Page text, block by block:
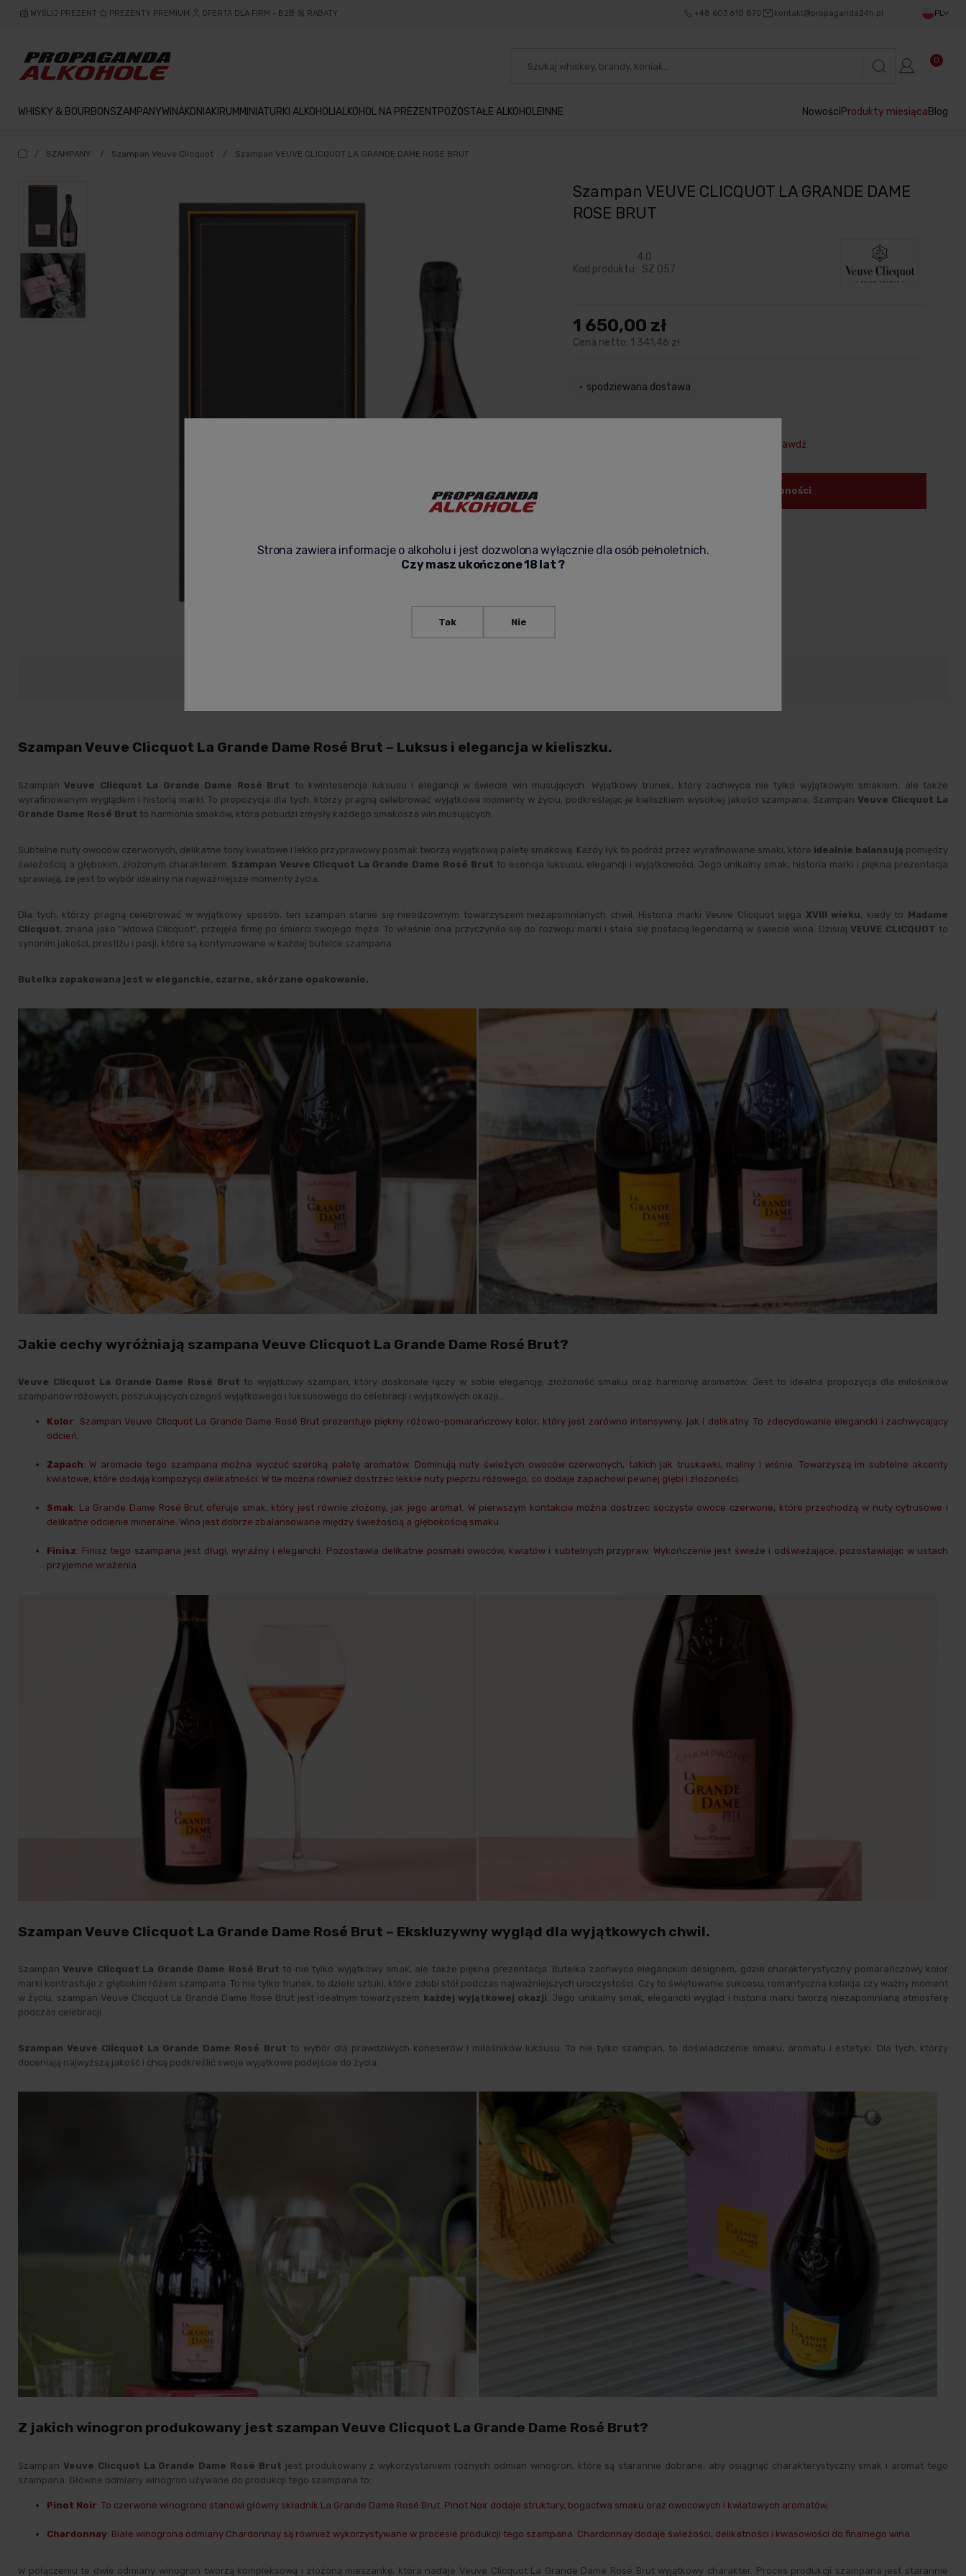
WYŚLIJ PREZENT PREZENTY PREMIUM OFERTA DLA FIRM - B2B RABATY +48 603 610 870 kontakt@propaganda24h.pl PL
0
WHISKY & BOURBONSZAMPANYWINAKONIAKI RUM MINIATURKI ALKOHOLIALKOHOL NA PREZENTPOZOSTAŁE ALKOHOLE INNE NowościProdukty miesiącaBlog
/ SZAMPANY / Szampan Veuve Clicquot / Szampan VEUVE CLICQUOT LA GRANDE DAME ROSE BRUT
Szampan VEUVE CLICQUOT LA GRANDE DAME
ROSE BRUT
4.0
Kod produktu: SZ 057
1 650,00 zł
Cena netto: 1 341,46 zł
spodziewana dostawa
Sprawdź
powiadom o dostępności
Szampan Veuve Clicquot La Grande Dame Rosé Brut – Luksus i elegancja w kieliszku.
Szampan Veuve Clicquot La Grande Dame Rosé Brut to kwintesencja luksusu i elegancji w świecie win musujących. Wyjątkowy trunek, który zachwyca nie tylko wyjątkowym smakiem, ale także
wyrafinowanym wyglądem i historią marki. To propozycja dla tych, którzy pragną celebrować wyjątkowe momenty w życiu, podkreślając je kieliszkiem wysokiej jakości szampana. Szampan Veuve Clicquot La
Grande Dame Rosé Brut to harmonia smaków, która pobudzi zmysły każdego smakosza win musujących.
Subtelne nuty owoców czerwonych, delikatne tony kwiatowe i lekko przyprawowy posmak tworzą wyjątkową paletę smakową. Każdy łyk to podróż przez wyrafinowane smaki, które idealnie balansują pomiędzy
świeżością a głębokim, złożonym charakterem. Szampan Veuve Clicquot La Grande Dame Rosé Brut to esencja luksusu, elegancji i wyjątkowości. Jego unikalny smak, historia marki i piękna prezentacja
sprawiają, że jest to wybór idealny na najważniejsze momenty życia.
Dla tych, którzy pragną celebrować w wyjątkowy sposób, ten szampan stanie się nieodzownym towarzyszem niezapomnianych chwil. Historia marki Veuve Clicquot sięga XVIII wieku, kiedy to Madame
Clicquot, znana jako "Wdowa Clicquot", przejęła firmę po śmierci swojego męża. To właśnie ona przyczyniła się do rozwoju marki i stała się postacią legendarną w świecie wina. Dzisiaj VEUVE CLICQUOT to
synonim jakości, prestiżu i pasji, które są kontynuowane w każdej butelce szampana.
Butelka zapakowana jest w eleganckie, czarne, skórzane opakowanie.
Jakie cechy wyróżniają szampana Veuve Clicquot La Grande Dame Rosé Brut?
Veuve Clicquot La Grande Dame Rosé Brut to wyjątkowy szampan, który doskonale łączy w sobie elegancję, złożoność smaku oraz harmonię aromatów. Jest to idealna propozycja dla miłośników
szampanów różowych, poszukujących czegoś wyjątkowego i luksusowego do celebracji i wyjątkowych okazji…
Kolor: Szampan Veuve Clicquot La Grande Dame Rosé Brut prezentuje piękny różowo-pomarańczowy kolor, który jest zarówno intensywny, jak i delikatny. To zdecydowanie elegancki i zachwycający
odcień.
Zapach: W aromacie tego szampana można wyczuć szeroką paletę aromatów. Dominują nuty świeżych owoców czerwonych, takich jak truskawki, maliny i wiśnie. Towarzyszą im subtelne akcenty
kwiatowe, które dodają kompozycji delikatności. W tle można również dostrzec lekkie nuty pieprzu różowego, co dodaje zapachowi pewnej głębi i złożoności.
Smak: La Grande Dame Rosé Brut oferuje smak, który jest równie złożony, jak jego aromat. W pierwszym kontakcie można dostrzec soczyste owoce czerwone, które przechodzą w nuty cytrusowe i
delikatne odcienie mineralne. Wino jest dobrze zbalansowane między świeżością a głębokością smaku.
Finisz: Finisz tego szampana jest długi, wyraźny i elegancki. Pozostawia delikatne posmaki owoców, kwiatów i subtelnych przypraw. Wykończenie jest świeże i odświeżające, pozostawiając w ustach
przyjemne wrażenia.
Szampan Veuve Clicquot La Grande Dame Rosé Brut – Ekskluzywny wygląd dla wyjątkowych chwil.
Szampan Veuve Clicquot La Grande Dame Rosé Brut to nie tylko wyjątkowy smak, ale także piękna prezentacja. Butelka zachwyca eleganckim designem, gdzie charakterystyczny pomarańczowy kolor
marki kontrastuje z głębokim różem szampana. To nie tylko trunek, to dzieło sztuki, które zdobi stół podczas najważniejszych uroczystości. Czy to świętowanie sukcesu, romantyczna kolacja czy ważny moment
w życiu, szampan Veuve Clicquot La Grande Dame Rosé Brut jest idealnym towarzyszem każdej wyjątkowej okazji . Jego unikalny smak, elegancki wygląd i historia marki tworzą niezapomnianą atmosferę
podczas celebracji.
Szampan Veuve Clicquot La Grande Dame Rosé Brut to wybór dla prawdziwych koneserów i miłośników luksusu. To nie tylko szampan, to doświadczenie smaku, aromatu i estetyki. Dla tych, którzy
doceniają najwyższą jakość i chcą podkreślić swoje wyjątkowe podejście do życia.
Z jakich winogron produkowany jest szampan Veuve Clicquot La Grande Dame Rosé Brut?
Szampan Veuve Clicquot La Grande Dame Rosé Brut jest produkowany z wykorzystaniem różnych odmian winogron, które są starannie dobrane, aby osiągnąć charakterystyczny smak i aromat tego
szampana. Główne odmiany winogron używane do produkcji tego szampana to:
Pinot Noir: To czerwone winogrono stanowi główny składnik La Grande Dame Rosé Brut. Pinot Noir dodaje struktury, bogactwa smaku oraz owocowych i kwiatowych aromatów.
Chardonnay: Białe winogrona odmiany Chardonnay są również wykorzystywane w procesie produkcji tego szampana. Chardonnay dodaje świeżości, delikatności i kwasowości do finalnego wina.
W połączeniu te dwie odmiany winogron tworzą kompleksową i złożoną mieszankę, która nadaje Veuve Clicquot La Grande Dame Rosé Brut wyjątkowy charakter. Proces produkcji szampana jest starannie
Strona zawiera informacje o alkoholu i jest dozwolona wyłącznie dla osób pełnoletnich.
Czy masz ukończone 18 lat ?
Tak Nie